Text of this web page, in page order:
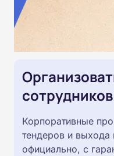
сотрудников
Корпоративные
тендеров и
официально, с